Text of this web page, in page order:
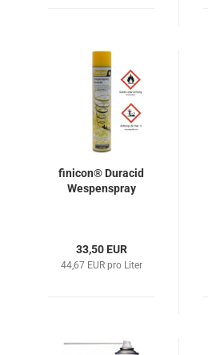
finicon® Duracid
Wespenspray
33,50 EUR
44,67 EUR pro Liter